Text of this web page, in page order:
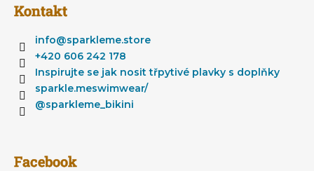
í
Kontakt
info@sparkleme.store
+420 606 242 178
Inspirujte se jak nosit třpytivé plavky s doplňky
sparkle.meswimwear/
@sparkleme_bikini
Facebook